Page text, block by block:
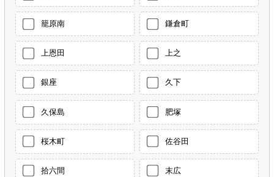
籠原南 鎌倉町
上恩田 上之
銀座 久下
久保島 肥塚
桜木町 佐谷田
拾六間 末広